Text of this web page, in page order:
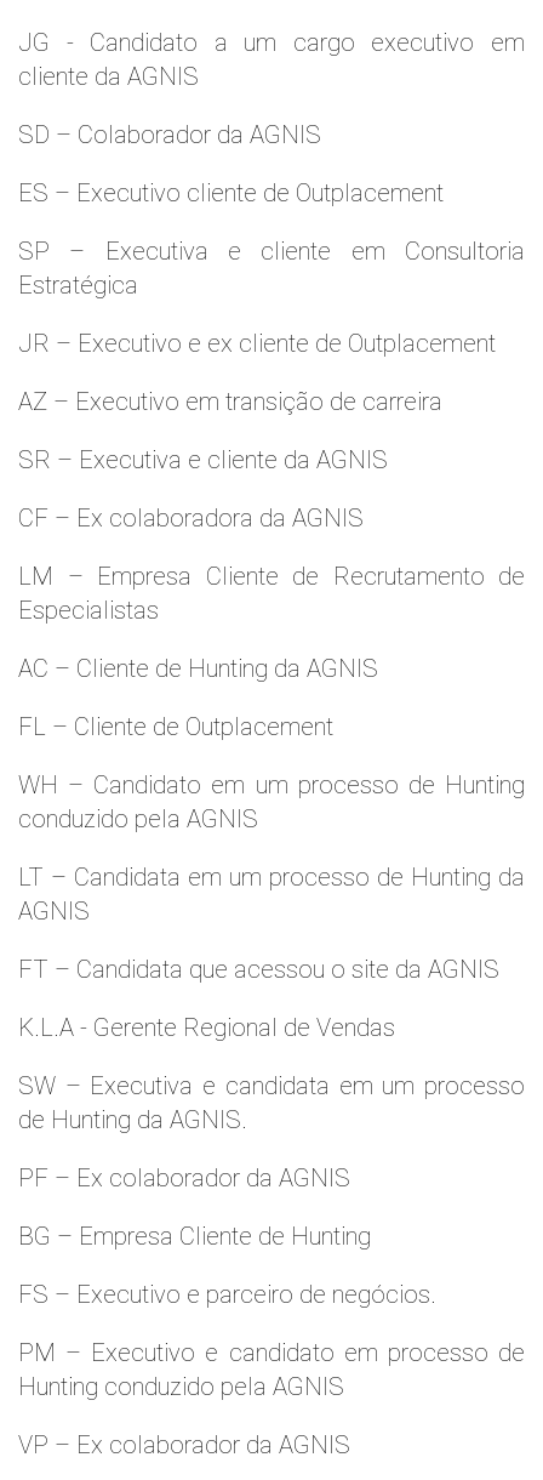
JG - Candidato a um cargo executivo em
cliente da AGNIS
SD – Colaborador da AGNIS
ES – Executivo cliente de Outplacement
SP – Executiva e cliente em Consultoria
Estratégica
JR – Executivo e ex cliente de Outplacement
AZ – Executivo em transição de carreira
SR – Executiva e cliente da AGNIS
CF – Ex colaboradora da AGNIS
LM – Empresa Cliente de Recrutamento de
Especialistas
AC – Cliente de Hunting da AGNIS
FL – Cliente de Outplacement
WH – Candidato em um processo de Hunting
conduzido pela AGNIS
LT – Candidata em um processo de Hunting da
AGNIS
FT – Candidata que acessou o site da AGNIS
K.L.A - Gerente Regional de Vendas
SW – Executiva e candidata em um processo
de Hunting da AGNIS.
PF – Ex colaborador da AGNIS
BG – Empresa Cliente de Hunting
FS – Executivo e parceiro de negócios.
PM – Executivo e candidato em processo de
Hunting conduzido pela AGNIS
VP – Ex colaborador da AGNIS